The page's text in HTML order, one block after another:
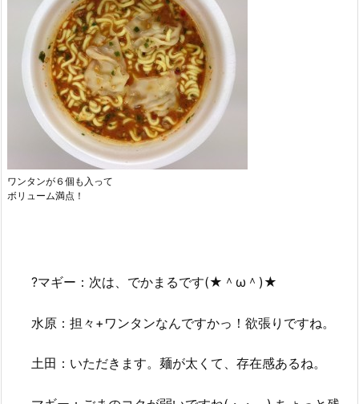
ワンタンが６個も入って
ボリューム満点！
?マギー：次は、でかまるです(★＾ω＾)★
水原：担々+ワンタンなんですかっ！欲張りですね。
土田：いただきます。麺が太くて、存在感あるね。